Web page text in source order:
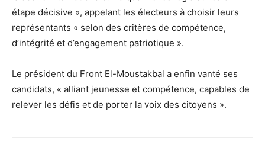
étape décisive », appelant les électeurs à choisir leurs
représentants « selon des critères de compétence,
d’intégrité et d’engagement patriotique ».
Le président du Front El-Moustakbal a enfin vanté ses
candidats, « alliant jeunesse et compétence, capables de
relever les défis et de porter la voix des citoyens ».